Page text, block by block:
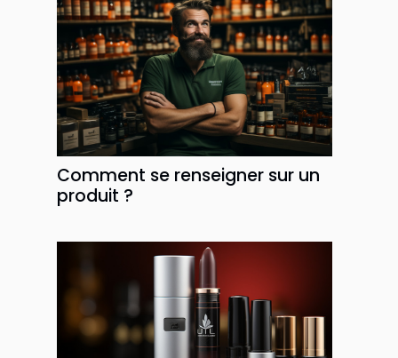
Comment se renseigner sur un
produit ?